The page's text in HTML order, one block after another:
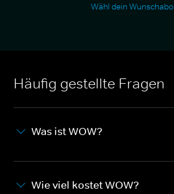
Wähl dein Wunschabo
Häufig gestellte Fragen
Was ist WOW?
Wie viel kostet WOW?